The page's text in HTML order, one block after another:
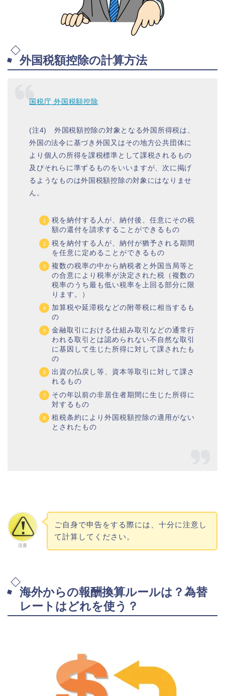
外国税額控除の計算方法
国税庁 外国税額控除
(注4) 外国税額控除の対象となる外国所得税は、
外国の法令に基づき外国又はその地方公共団体に
より個人の所得を課税標準として課税されるもの
及びそれらに準ずるものをいいますが、次に掲げ
るようなものは外国税額控除の対象にはなりませ
ん。
税を納付する人が、納付後、任意にその税
額の還付を請求することができるもの
税を納付する人が、納付が猶予される期間
を任意に定めることができるもの
複数の税率の中から納税者と外国当局等と
の合意により税率が決定された税（複数の
税率のうち最も低い税率を上回る部分に限
ります。）
加算税や延滞税などの附帯税に相当するも
の
金融取引における仕組み取引などの通常行
われる取引とは認められない不自然な取引
に基因して生じた所得に対して課されたも
の
出資の払戻し等、資本等取引に対して課さ
れるもの
その年以前の非居住者期間に生じた所得に
対するもの
租税条約により外国税額控除の適用がない
とされたもの
注意
ご自身で申告をする際には、十分に注意し
て計算してください。
海外からの報酬換算ルールは？為替
レートはどれを使う？